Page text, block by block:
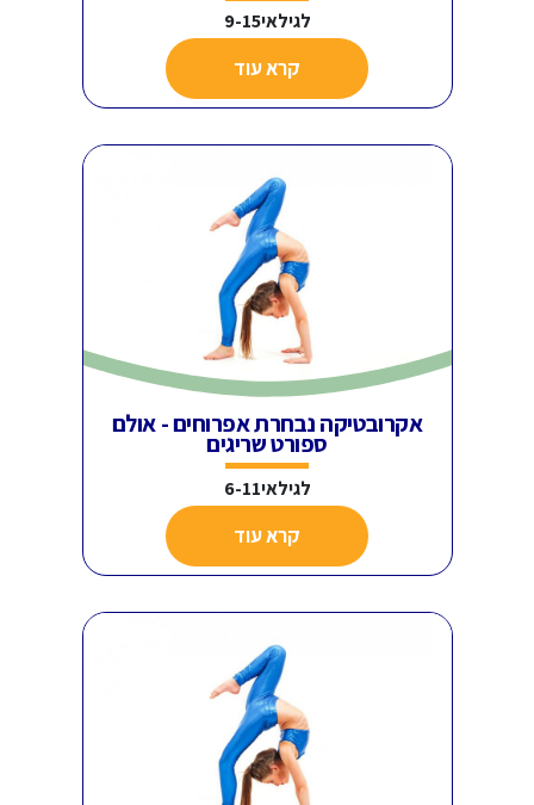
לגילאי9-15
קרא עוד
אקרובטיקה נבחרת אפרוחים - אולם
ספורט שריגים
לגילאי6-11
קרא עוד